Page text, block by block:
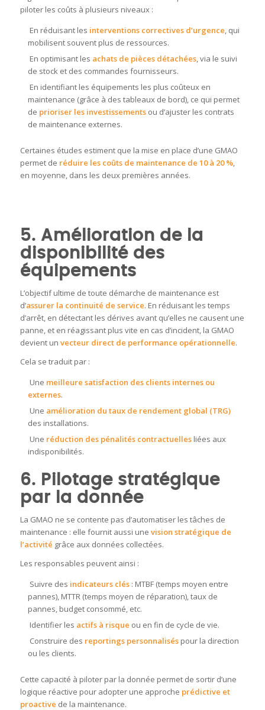
piloter les coûts à plusieurs niveaux :
En réduisant les interventions correctives d’urgence, qui
mobilisent souvent plus de ressources.
En optimisant les achats de pièces détachées, via le suivi
de stock et des commandes fournisseurs.
En identifiant les équipements les plus coûteux en
maintenance (grâce à des tableaux de bord), ce qui permet
de prioriser les investissementsou d’ajuster les contrats
de maintenance externes.
Certaines études estiment que la mise en place d’une GMAO
permet de réduire les coûts de maintenance de 10 à 20 %,
en moyenne, dans les deux premières années.
5. Amélioration de la
disponibilité des
équipements
L’objectif ultime de toute démarche de maintenance est
d’assurer la continuité de service. En réduisant les temps
d’arrêt, en détectant les dérives avant qu’elles ne causent une
panne, et en réagissant plus vite en cas d’incident, la GMAO
devient un vecteur direct de performance opérationnelle.
Cela se traduit par :
Une meilleure satisfaction des clients internes ou
externes.
Une amélioration du taux de rendement global (TRG)
des installations.
Une réduction des pénalités contractuellesliées aux
indisponibilités.
6. Pilotage stratégique
par la donnée
La GMAO ne se contente pas d’automatiser les tâches de
maintenance : elle fournit aussi une vision stratégique de
l’activité grâce aux données collectées.
Les responsables peuvent ainsi :
Suivre des indicateurs clés: MTBF (temps moyen entre
pannes), MTTR (temps moyen de réparation), taux de
pannes, budget consommé, etc.
Identifier les actifs à risque ou en fin de cycle de vie.
Construire des reportings personnaliséspour la direction
ou les clients.
Cette capacité à piloter par la donnée permet de sortir d’une
logique réactive pour adopter une approche prédictive et
proactive de la maintenance.